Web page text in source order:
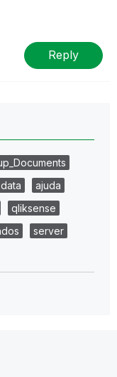
Reply
data
ajuda
qliksense
server